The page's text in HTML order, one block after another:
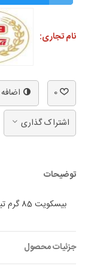
نام تجاری:
0
اشتراک گذاری
توضیحات
بیسکویت 85 گرم تیویکا شکلات ویتانا
جزئیات محصول